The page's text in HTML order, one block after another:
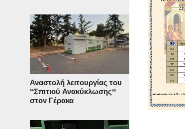
Αναστολή λειτουργίας του
“Σπιτιού Ανακύκλωσης”
στον Γέρακα